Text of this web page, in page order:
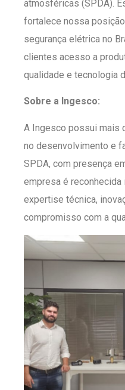
atmosféricas (SPDA).
fortalece nossa
segurança elétrica no
clientes acesso a
qualidade e tecnologia
Sobre a Ingesco:
A Ingesco possui mais
no desenvolvimento e
SPDA, com presença
empresa é reconhecida
expertise técnica,
compromisso com a